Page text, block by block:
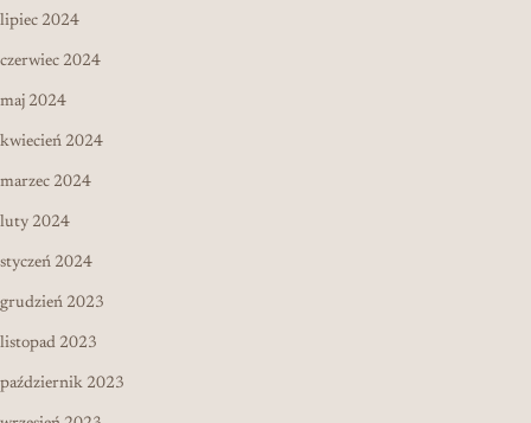
lipiec 2024
czerwiec 2024
maj 2024
kwiecień 2024
marzec 2024
luty 2024
styczeń 2024
grudzień 2023
listopad 2023
październik 2023